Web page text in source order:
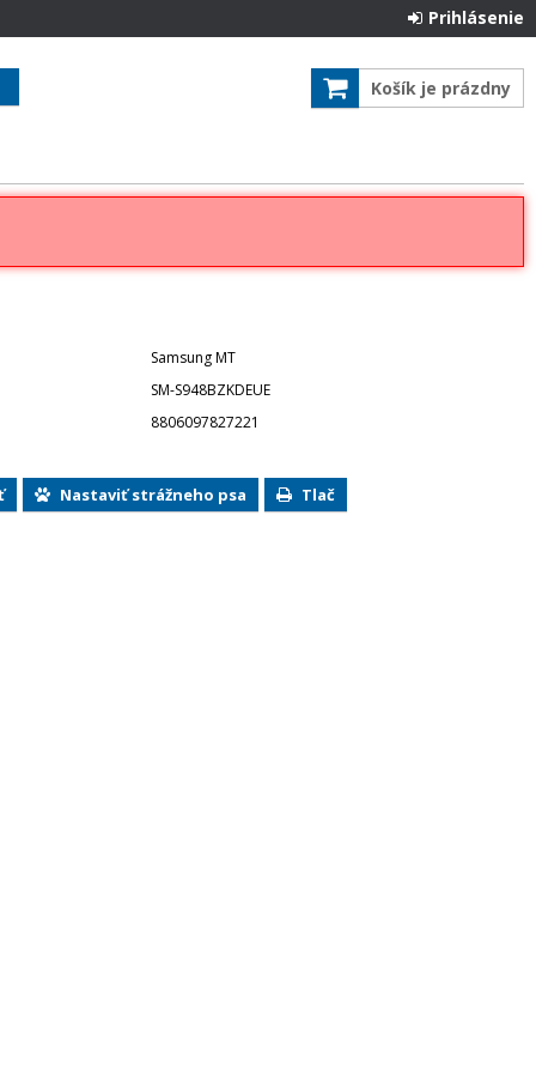
Prihlásenie
Košík je prázdny
Samsung MT
SM-S948BZKDEUE
8806097827221
Nastaviť strážneho psa Tlač